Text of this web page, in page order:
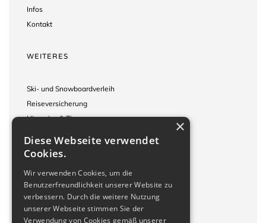
Infos
Kontakt
WEITERES
Ski- und Snowboardverleih
Reiseversicherung
Hinweise & Tipps
Impressum
KONTAKT
Wacholderweg 10
×
Diese Webseite verwendet
Cookies.
Wir verwenden Cookies, um die
Benutzerfreundlichkeit unserer Website zu
verbessern. Durch die weitere Nutzung
unserer Webseite stimmen Sie der
Verwendung von Cookies gemäß unserer